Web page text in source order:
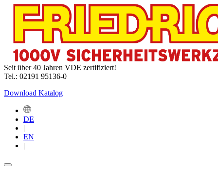
Seit über 40 Jahren VDE zertifiziert!
Tel.: 02191 95136-0
Download Katalog
DE
|
EN
|